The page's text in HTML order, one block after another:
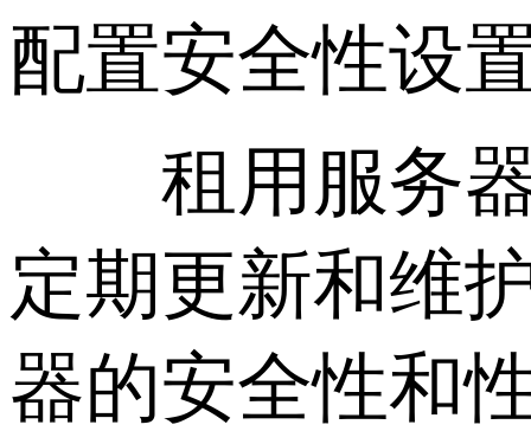
配置安全性设
租用服务器
定期更新和维
器的安全性和